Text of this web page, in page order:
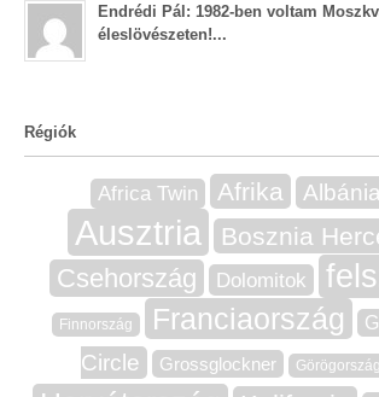
Endrédi Pál: 1982-ben voltam
éleslövészeten!...
Régiók
Africa Twin Afrika Albánia
Ausztria Bosznia
Csehország Dolomitok
Finnország Franciaország
Circle
Grossglockner Görögország